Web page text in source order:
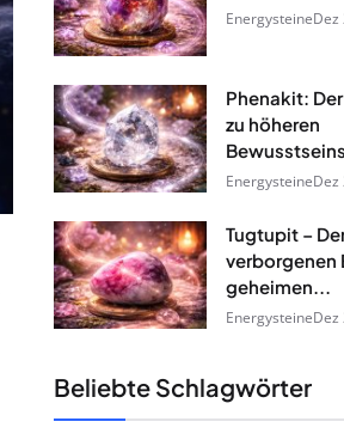
EnergysteineDez
Phenakit:
zu höheren
EnergysteineDez
Tugtupit –
verborgenen
geheimen...
EnergysteineDez
Beliebte Schlagwörter